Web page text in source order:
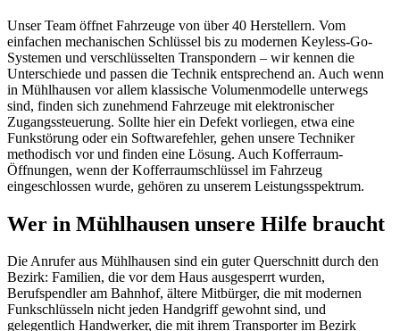
Unser Team öffnet Fahrzeuge von über 40 Herstellern. Vom
einfachen mechanischen Schlüssel bis zu modernen Keyless-Go-
Systemen und verschlüsselten Transpondern – wir kennen die
Unterschiede und passen die Technik entsprechend an. Auch wenn
in Mühlhausen vor allem klassische Volumenmodelle unterwegs
sind, finden sich zunehmend Fahrzeuge mit elektronischer
Zugangssteuerung. Sollte hier ein Defekt vorliegen, etwa eine
Funkstörung oder ein Softwarefehler, gehen unsere Techniker
methodisch vor und finden eine Lösung. Auch Kofferraum-
Öffnungen, wenn der Kofferraumschlüssel im Fahrzeug
eingeschlossen wurde, gehören zu unserem Leistungsspektrum.
Wer in Mühlhausen unsere Hilfe braucht
Die Anrufer aus Mühlhausen sind ein guter Querschnitt durch den
Bezirk: Familien, die vor dem Haus ausgesperrt wurden,
Berufspendler am Bahnhof, ältere Mitbürger, die mit modernen
Funkschlüsseln nicht jeden Handgriff gewohnt sind, und
gelegentlich Handwerker, die mit ihrem Transporter im Bezirk